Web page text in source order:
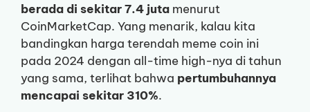
berada di sekitar 7.4 juta menurut
CoinMarketCap. Yang menarik, kalau kita
bandingkan harga terendah meme coin ini
pada 2024 dengan all-time high-nya di tahun
yang sama, terlihat bahwa pertumbuhannya
mencapai sekitar 310%.